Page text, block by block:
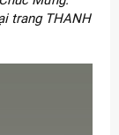
trang THANH